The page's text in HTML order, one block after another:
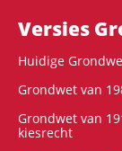
Versies
Huidige
Grondwet van
Grondwet van
kiesrecht